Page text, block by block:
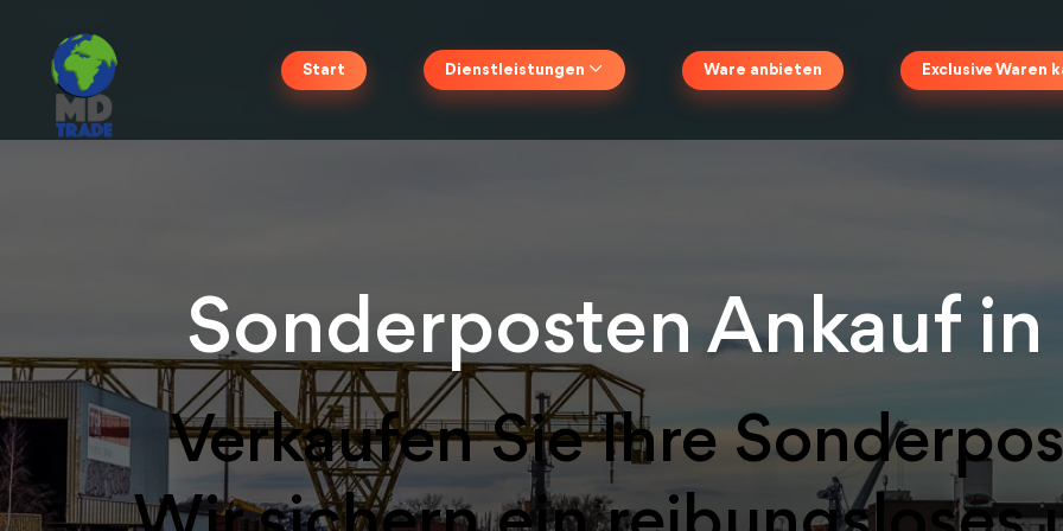
Start Dienstleistungen Ware anbieten Exclusive Waren
Sonderposten Ankauf
Verkaufen Sie Ihre